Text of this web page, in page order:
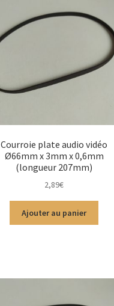
Courroie plate audio vidéo
Ø66mm x 3mm x 0,6mm
(longueur 207mm)
2,89€
Ajouter au panier